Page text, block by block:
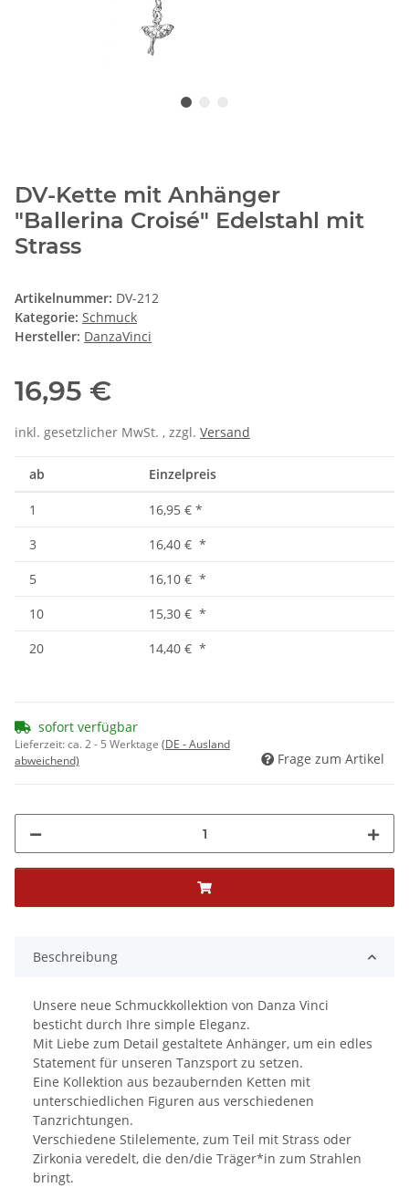
DV-Kette mit Anhänger
"Ballerina Croisé" Edelstahl mit
Strass
Artikelnummer: DV-212
Kategorie: Schmuck
Hersteller: DanzaVinci
16,95 €
inkl. gesetzlicher MwSt. , zzgl. Versand
ab Einzelpreis
1 16,95 € *
3
16,40 € *
5
16,10 € *
10
15,30 € *
20
14,40 € *
sofort verfügbar
Lieferzeit:ca. 2 - 5 Werktage (DE - Ausland
abweichend)
Frage zum Artikel
Beschreibung
Unsere neue Schmuckkollektion von Danza Vinci
besticht durch Ihre simple Eleganz.
Mit Liebe zum Detail gestaltete Anhänger, um ein edles
Statement für unseren Tanzsport zu setzen.
Eine Kollektion aus bezaubernden Ketten mit
unterschiedlichen Figuren aus verschiedenen
Tanzrichtungen.
Verschiedene Stilelemente, zum Teil mit Strass oder
Zirkonia veredelt, die den/die Träger*in zum Strahlen
bringt.